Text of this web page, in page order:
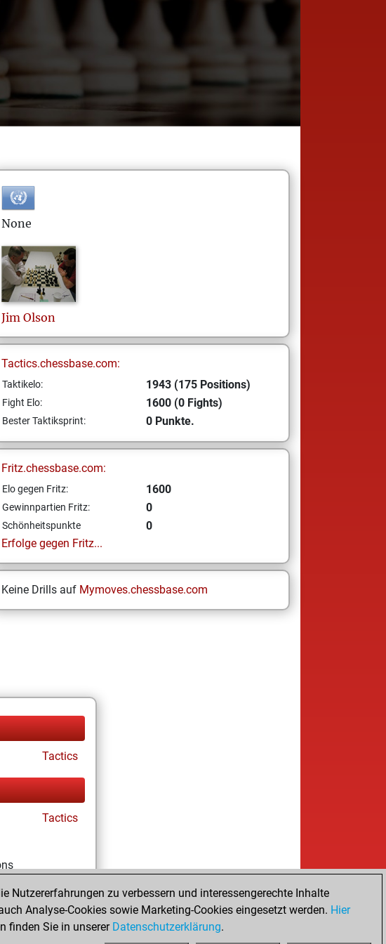
None
Jim Olson
Tactics.chessbase.com:
Taktikelo: 1943 (175 Positions)
Fight Elo: 1600 (0 Fights)
Bester Taktiksprint: 0 Punkte.
Fritz.chessbase.com:
Elo gegen Fritz: 1600
Gewinnpartien Fritz: 0
Schönheitspunkte
0
Erfolge gegen Fritz...
Keine Drills auf Mymoves.chessbase.com
Tactics
Tactics
Fritz
Nutzererfahrungen zu verbessern und interessengerechte Inhalte
Analyse-Cookies sowie Marketing-Cookies eingesetzt werden. Hier
finden Sie in unserer Datenschutzerklärung.